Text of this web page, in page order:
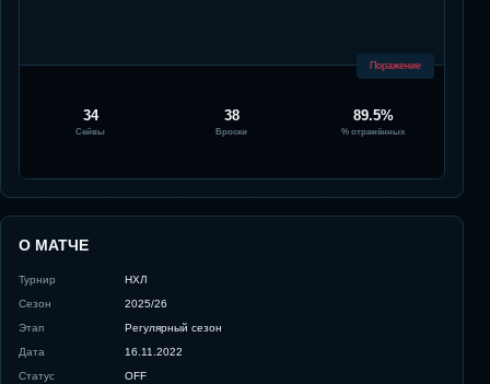
Поражение
34
Сейвы
38
Броски
89.5%
% отражённых
О МАТЧЕ
Турнир
НХЛ
Сезон
2025/26
Этап
Регулярный сезон
Дата
16.11.2022
Статус
OFF